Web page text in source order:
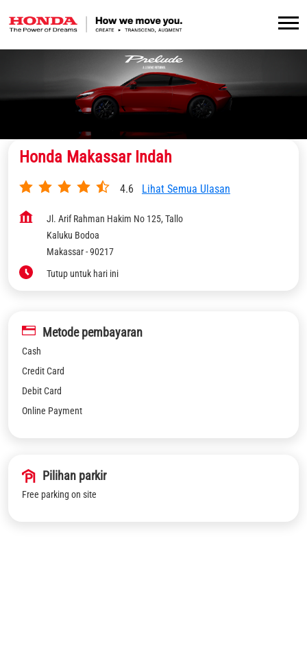
Honda Makassar Indah
4.6 Lihat Semua Ulasan
Jl. Arif Rahman Hakim No 125, Tallo
Kaluku Bodoa
Makassar-90217
Tutup untuk hari ini
Metode pembayaran
Cash
Credit Card
Debit Card
Online Payment
Pilihan parkir
Free parking on site